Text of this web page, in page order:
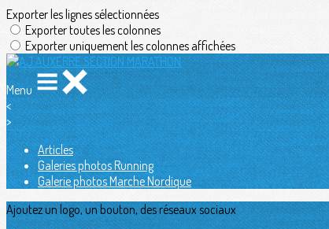
Exporter les lignes sélectionnées
Exporter toutes les colonnes
Exporter uniquement les colonnes affichées
Menu
<
>
Articles
Galeries photos Running
Galerie photos Marche Nordique
Ajoutez un logo, un bouton, des réseaux sociaux